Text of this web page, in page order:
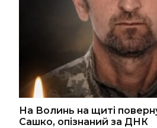
На Волинь на щиті
Сашко, опізнаний за ДНК